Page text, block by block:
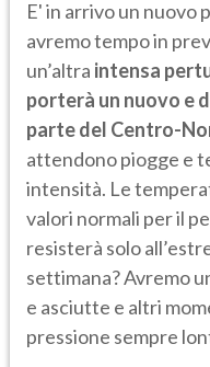
E' in arrivo un nuovo
avremo tempo in
un’altra intensa
porterà un nuovo e
parte del Centro-
attendono piogge e
intensità. Le
valori normali per il
resisterà solo
settimana? Avremo
e asciutte e altri
pressione sempre